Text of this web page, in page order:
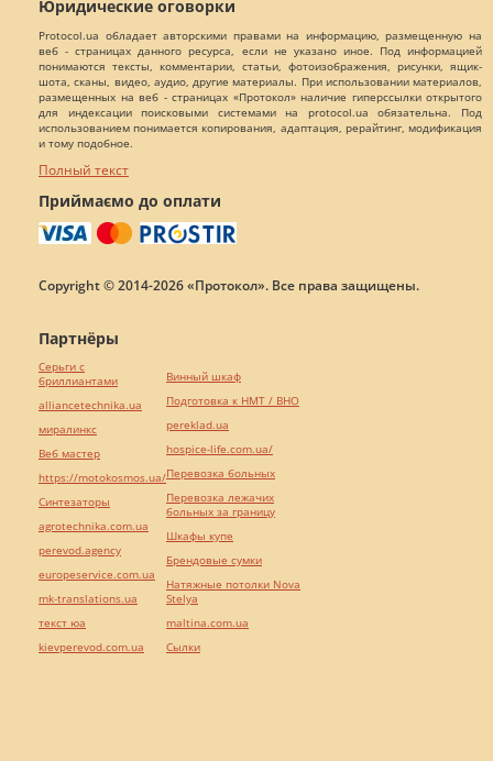
Юридические оговорки
Protocol.ua обладает авторскими правами на информацию, размещенную на
веб - страницах данного ресурса, если не указано иное. Под информацией
понимаются тексты, комментарии, статьи, фотоизображения, рисунки, ящик-
шота, сканы, видео, аудио, другие материалы. При использовании материалов,
размещенных на веб - страницах «Протокол» наличие гиперссылки открытого
для индексации поисковыми системами на protocol.ua обязательна. Под
использованием понимается копирования, адаптация, рерайтинг, модификация
и тому подобное.
Полный текст
Приймаємо до оплати
Copyright © 2014-2026 «Протокол». Все права защищены.
Партнёры
Серьги с
бриллиантами
alliancetechnika.ua
миралинкс
Веб мастер
https://motokosmos.ua/
Синтезаторы
agrotechnika.com.ua
perevod.agency
europeservice.com.ua
mk-translations.ua
текст юа
kievperevod.com.ua
Винный шкаф
Подготовка к НМТ / ВНО
pereklad.ua
hospice-life.com.ua/
Перевозка больных
Перевозка лежачих
больных за границу
Шкафы купе
Брендовые сумки
Натяжные потолки Nova
Stelya
maltina.com.ua
Cылки